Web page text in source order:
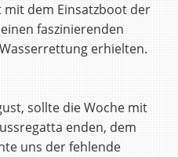
dem Einsatzboot der
faszinierenden
erhielten.
sollte die Woche mit
enden, dem
uns der fehlende